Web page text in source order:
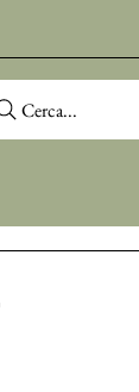
Cerca...